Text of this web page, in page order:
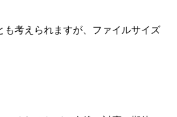
も考えられますが、ファイルサイズ